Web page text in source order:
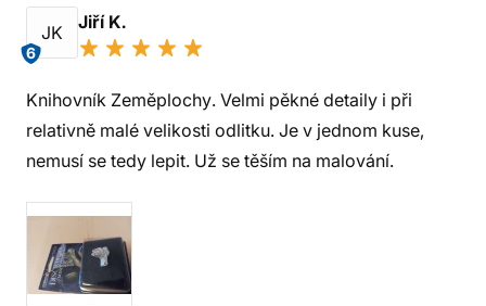
JK
6
Jiří K.
Knihovník Zeměplochy. Velmi pěkné detaily i při
relativně malé velikosti odlitku. Je v jednom kuse,
nemusí se tedy lepit. Už se těším na malování.